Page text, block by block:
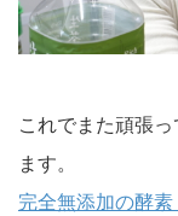
これでまた頑張
ます。
完全無添加の酵素